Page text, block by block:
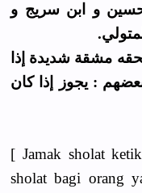
حسين و ابن سريج و
مشقة شديدة إذا
: يجوز إذا كان
[ Jamak sholat
sholat bagi orang